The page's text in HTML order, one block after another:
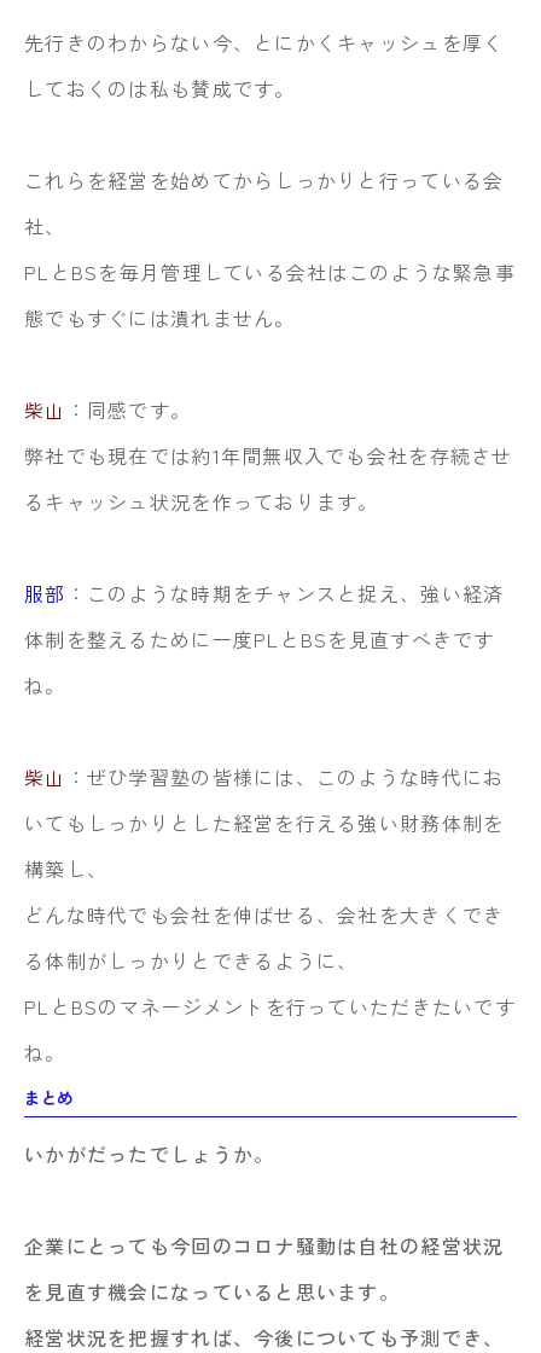
先行きのわからない今、とにかくキャッシュを厚く
しておくのは私も賛成です。
これらを経営を始めてからしっかりと行っている会
社、
PLとBSを毎月管理している会社はこのような緊急事
態でもすぐには潰れません。
柴山 ：同感です。
弊社でも現在では約1年間無収入でも会社を存続させ
るキャッシュ状況を作っております。
服部 ：このような時期をチャンスと捉え、強い経済
体制を整えるために 一度PLとBSを見直すべきです
ね。
柴山 ：ぜひ学習塾の皆様には、このような時代にお
いてもしっかりとした経営を行える強い財務体制を
構築し、
どんな時代でも会社を伸ばせる、会社を大きくでき
る体制がしっかりとできるように、
PLとBSのマネージメントを行っていただきたいです
ね。
まとめ
いかがだったでしょうか。
企業にとっても今回のコロナ騒動は自社の経営状況
を見直す機会になっていると思います。
経営状況を把握すれば、今後についても予測でき、